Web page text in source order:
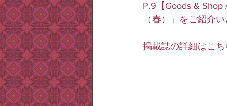
P.9【Goods &
（春）」をご紹介
掲載誌の詳細はこ